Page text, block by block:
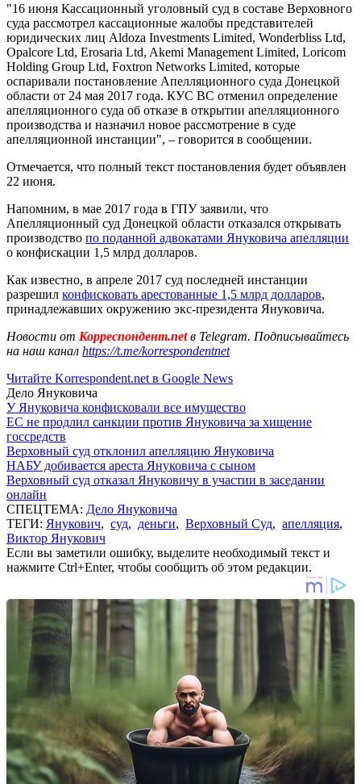
"16 июня Кассационный уголовный суд в составе Верховного
суда рассмотрел кассационные жалобы представителей
юридических лиц Aldoza Investments Limited, Wonderbliss Ltd,
Opalcore Ltd, Erosaria Ltd, Akemi Management Limited, Loricom
Holding Group Ltd, Foxtron Networks Limited, которые
оспаривали постановление Апелляционного суда Донецкой
области от 24 мая 2017 года. КУС ВС отменил определение
апелляционного суда об отказе в открытии апелляционного
производства и назначил новое рассмотрение в суде
апелляционной инстанции", – говорится в сообщении.
Отмечается, что полный текст постановления будет объявлен
22 июня.
Напомним, в мае 2017 года в ГПУ заявили, что
Апелляционный суд Донецкой области отказался открывать
производство по поданной адвокатами Януковича апелляции
о конфискации 1,5 млрд долларов.
Как известно, в апреле 2017 суд последней инстанции
разрешил конфисковать арестованные 1,5 млрд долларов,
принадлежавших окружению экс-президента Януковича.
Новости от Корреспондент.netв Telegram. Подписывайтесь
на наш канал https://t.me/korrespondentnet
Читайте Korrespondent.net в Google News
Дело Януковича
У Януковича конфисковали все имущество
ЕС не продлил санкции против Януковича за хищение
госсредств
Верховный суд отклонил апелляцию Януковича
НАБУ добивается ареста Януковича с сыном
Верховный суд отказал Януковичу в участии в заседании
онлайн
СПЕЦТЕМА: Дело Януковича
ТЕГИ: Янукович, суд, деньги, Верховный Суд, апелляция,
Виктор Янукович
Если вы заметили ошибку, выделите необходимый текст и
нажмите Ctrl+Enter, чтобы сообщить об этом редакции.